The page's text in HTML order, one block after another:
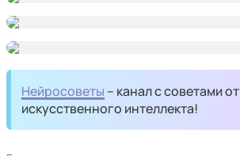
Нейросоветы – канал с советами от
искусственного интеллекта!